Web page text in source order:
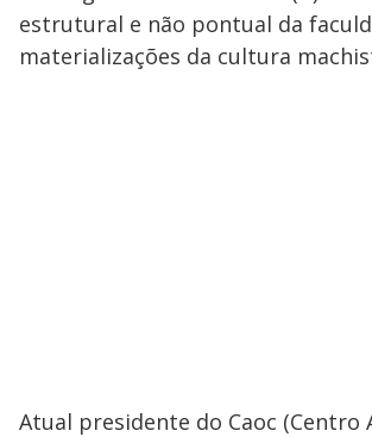
estrutural e não pontual da
materializações da cultura
Atual presidente do Caoc (Centro